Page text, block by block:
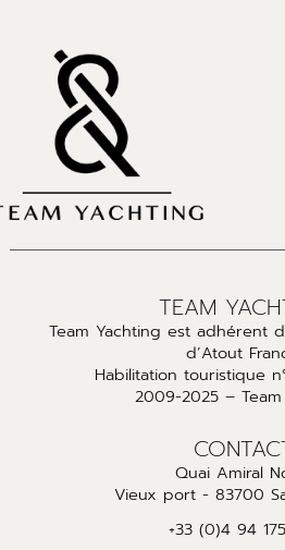
TEAM
Team Yachting est adhérent
d’Atout
Habilitation touristique
2009-2025 –
Quai Amiral
Vieux port - 83700
+33 (0)4 94